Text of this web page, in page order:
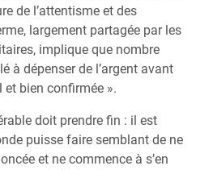
de l’attentisme et des
largement partagée par les
implique que nombre
à dépenser de l’argent avant
et bien confirmée ».
doit prendre fin : il est
puisse faire semblant de ne
et ne commence à s’en